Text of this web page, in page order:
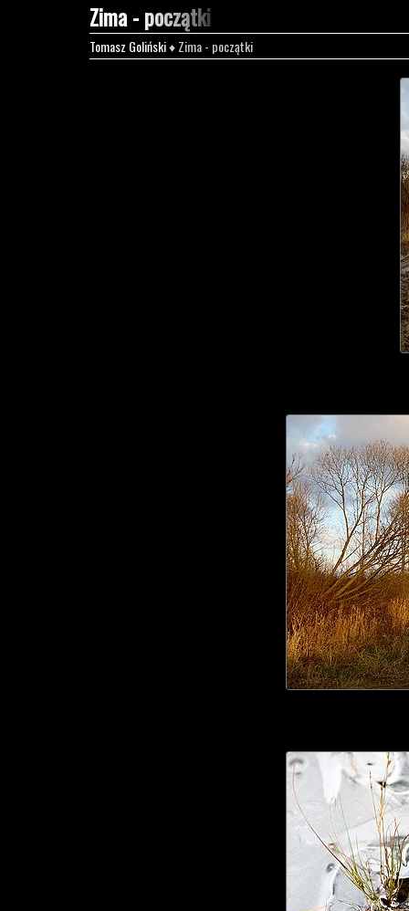
Zima - początki
Tomasz Goliński♦ Zima - początki